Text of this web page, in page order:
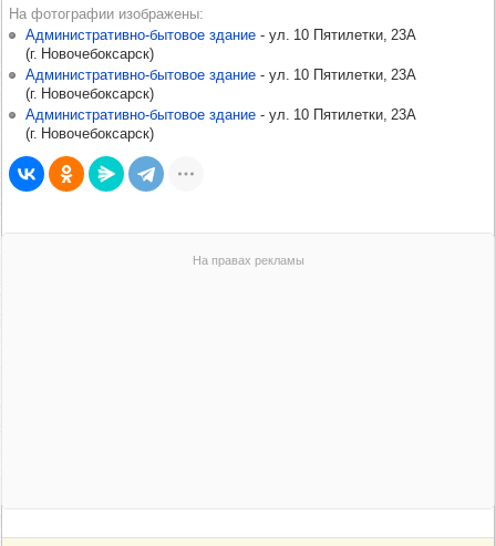
На фотографии изображены
Административно-бытовое здание -​ ул. 10 Пятилетки, 23А
(г. Новочебоксарск)
Административно-бытовое здание -​ ул. 10 Пятилетки, 23А
(г. Новочебоксарск)
Административно-бытовое здание -​ ул. 10 Пятилетки, 23А
(г. Новочебоксарск)